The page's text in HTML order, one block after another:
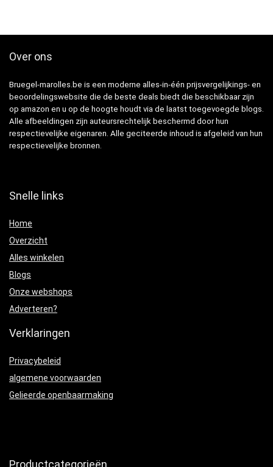
Over ons
Bruegel-marolles.be is een moderne alles-in-één prijsvergelijkings- en
beoordelingswebsite die de beste deals biedt die beschikbaar zijn
op amazon en u op de hoogte houdt via de laatst toegevoegde blogs.
Alle afbeeldingen zijn auteursrechtelijk beschermd door hun
respectievelijke eigenaren. Alle geciteerde inhoud is afgeleid van hun
respectievelijke bronnen.
Snelle links
Home
Overzicht
Alles winkelen
Blogs
Onze webshops
Adverteren?
Verklaringen
Privacybeleid
algemene voorwaarden
Gelieerde openbaarmaking
Productcategorieën